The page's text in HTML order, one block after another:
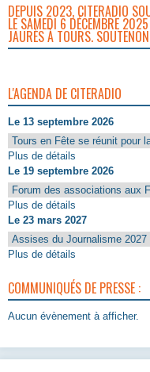
DEPUIS 2023, CITERADIO
LE SAMEDI 6 DÉCEMBRE
JAURÈS À TOURS.
L'AGENDA DE CITERADIO
Le 13 septembre 2026
Tours en Fête se réunit pour
Plus de détails
Le 19 septembre 2026
Forum des associations aux
Plus de détails
Le 23 mars 2027
Assises du Journalisme 2027
Plus de détails
COMMUNIQUÉS DE PRESSE :
Aucun évènement à afficher.